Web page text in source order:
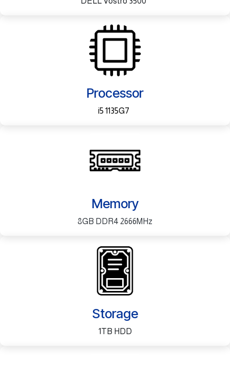
Processor
Memory
8GB DDR4 2666MHz
Storage
1TB HDD